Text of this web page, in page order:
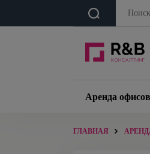
Аренда офисов
ГЛАВНАЯ